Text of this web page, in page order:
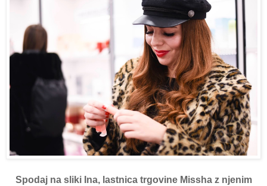
Spodaj na sliki Ina, lastnica trgovine Missha z njenim